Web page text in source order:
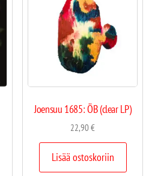
Joensuu 1685: ÖB (clear LP)
22,90€
Lisää ostoskoriin